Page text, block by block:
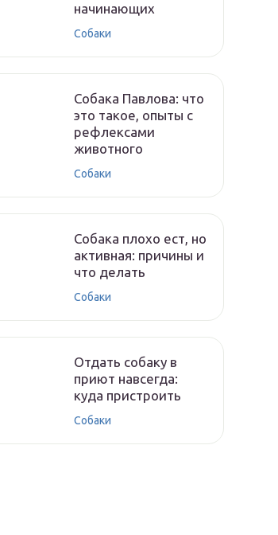
начинающих
Собаки
Собака Павлова: что
это такое, опыты с
рефлексами
животного
Собаки
Собака плохо ест, но
активная: причины и
что делать
Собаки
Отдать собаку в
приют навсегда:
куда пристроить
Собаки